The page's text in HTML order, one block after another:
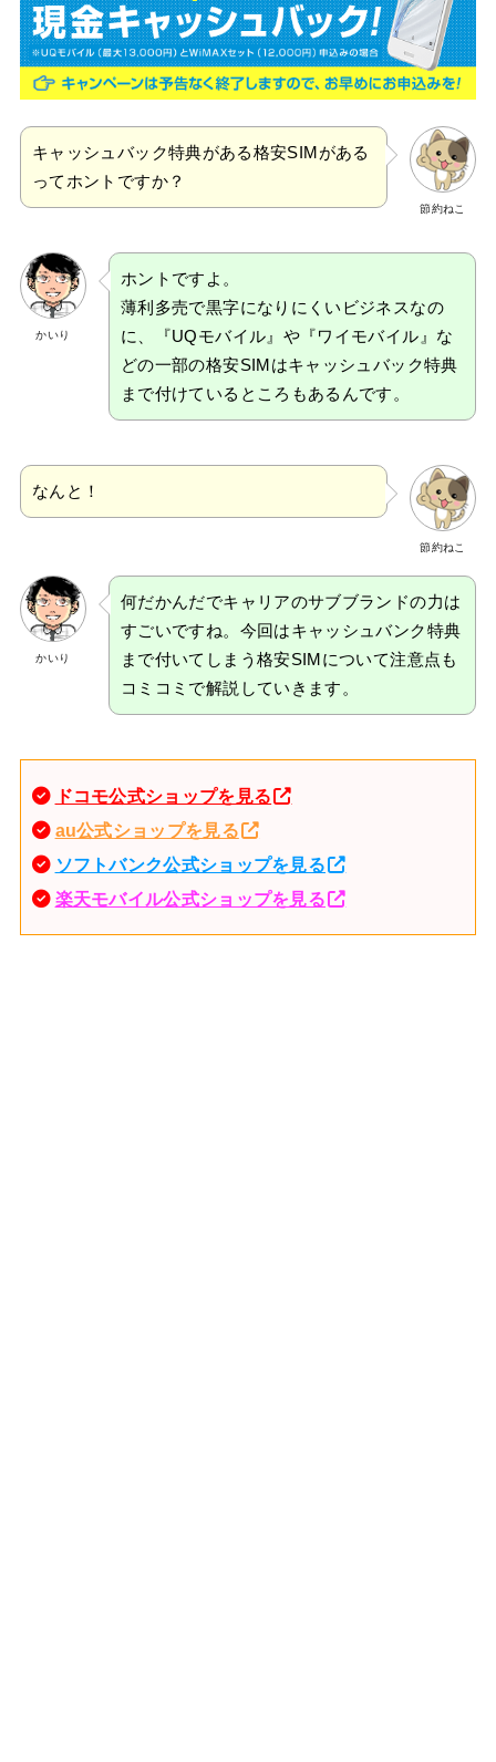
節約ねこ
キャッシュバック特典がある格安SIMがある
ってホントですか？
かいり
ホントですよ。
薄利多売で黒字になりにくいビジネスなの
に、『UQモバイル』や『ワイモバイル』な
どの一部の格安SIMはキャッシュバック特典
まで付けているところもあるんです。
節約ねこ
なんと！
かいり
何だかんだでキャリアのサブブランドの力は
すごいですね。今回はキャッシュバンク特典
まで付いてしまう格安SIMについて注意点も
コミコミで解説していきます。
ドコモ公式ショップを見る
au公式ショップを見る
ソフトバンク公式ショップを見る
楽天モバイル公式ショップを見る